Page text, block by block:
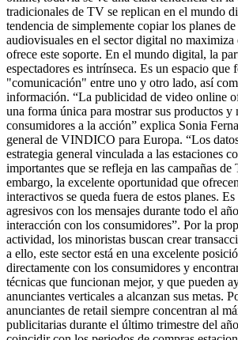
tradicionales de TV se replican en el mundo
tendencia de simplemente copiar los planes
audiovisuales en el sector digital no maximiza
ofrece este soporte. En el mundo digital, la
espectadores es intrínseca. Es un espacio que
"comunicación" entre uno y otro lado, así
información. “La publicidad de video online
una forma única para mostrar sus productos y
consumidores a la acción” explica Sonia
general de VINDICO para Europa. “Los
estrategia general vinculada a las estaciones
importantes que se refleja en las campañas de
embargo, la excelente oportunidad que
interactivos se queda fuera de estos planes.
agresivos con los mensajes durante todo el
interacción con los consumidores”. Por la
actividad, los minoristas buscan crear
a ello, este sector está en una excelente
directamente con los consumidores y
técnicas que funcionan mejor, y que pueden
anunciantes verticales a alcanzan sus metas.
anunciantes de retail siempre concentran al
publicitarias durante el último trimestre del